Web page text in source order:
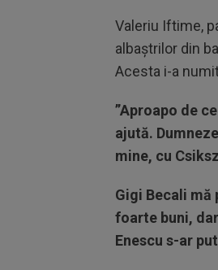
Valeriu Iftime,
albaștrilor din
Acesta i-a
”Aproapo de
ajută.
mine, cu
Gigi Becali
foarte buni,
Enescu s-ar